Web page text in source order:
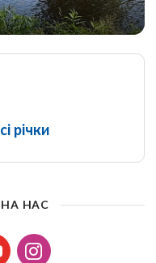
річки
НА НАС